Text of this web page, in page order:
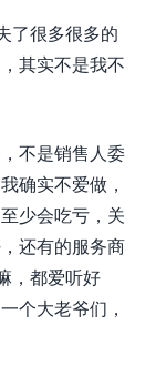
了很多很多的
其实不是我不
不是销售人委
确实不爱做，
少会吃亏，关
还有的服务商
，都爱听好
个大老爷们，